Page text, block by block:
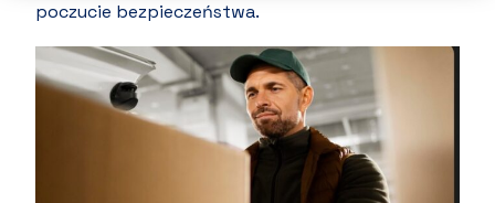
poczucie bezpieczeństwa.